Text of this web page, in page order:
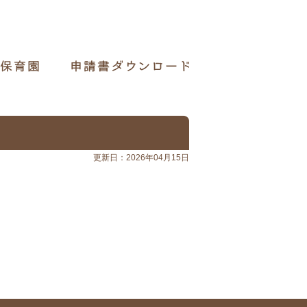
更新日：2026年04月15日